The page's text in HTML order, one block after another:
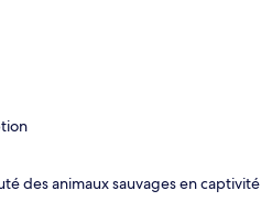
des animaux sauvages en captivité